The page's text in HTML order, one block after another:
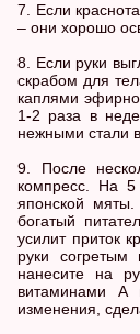
7. Если
– они хорошо
8. Если руки
скрабом для
каплями
1-2 раза в
нежными стали
9. После
компресс. На
японской
богатый
усилит приток
руки
нанесите на
витаминами A
изменения,